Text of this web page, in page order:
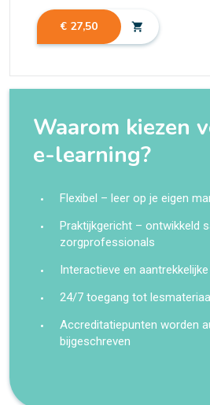
€ 27,50 shopping_cart
Waarom kiezen
e-learning?
Flexibel – leer op je eigen
Praktijkgericht – ontwikkeld
zorgprofessionals
Interactieve en
24/7 toegang tot
Accreditatiepunten worden
bijgeschreven